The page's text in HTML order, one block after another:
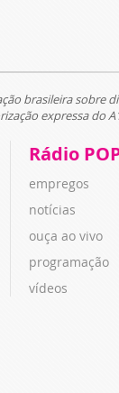
brasileira sobre
expressa do
Rádio
empregos
notícias
ouça ao vivo
programação
vídeos